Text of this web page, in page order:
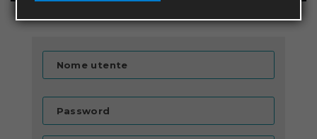
Nome utente
Password